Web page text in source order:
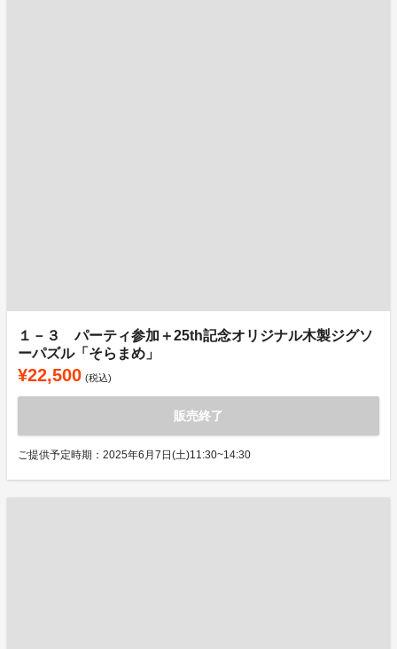
１－３ パーティ参加＋25th記念オリジナル木製ジグソ
ーパズル「そらまめ」
¥22,500 (税込)
販売終了
ご提供予定時期：2025年6月7日(土)11:30~14:30